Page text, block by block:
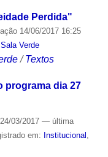
Perdida"
14/06/2017 16:25
Sala Verde
/Textos
programa dia 27
03/2017 — última
em: Institucional